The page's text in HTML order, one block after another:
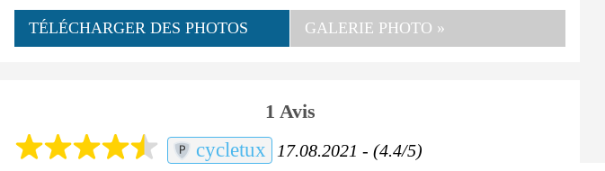
TÉLÉCHARGER DES PHOTOS GALERIE PHOTO »
1 Avis
cycletux
17.08.2021 - (4.4/5)